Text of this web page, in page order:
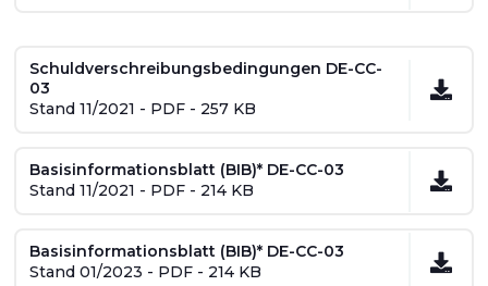
Schuldverschreibungsbedingungen DE-CC-
03
Stand 11/2021 - PDF - 257 KB
Basisinformationsblatt (BIB)* DE-CC-03
Stand 11/2021 - PDF - 214 KB
Basisinformationsblatt (BIB)* DE-CC-03
Stand 01/2023 - PDF - 214 KB